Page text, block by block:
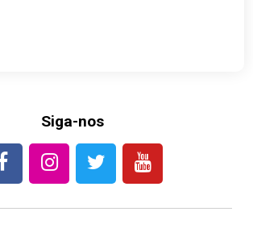
Siga-nos